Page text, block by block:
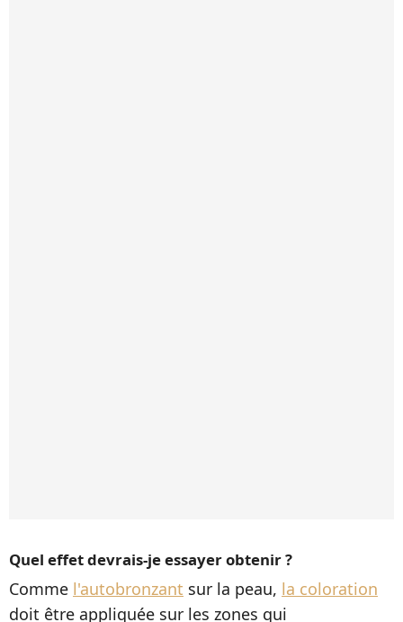
Quel effet devrais-je essayer obtenir ?
Comme l'autobronzant sur la peau, la coloration
doit être appliquée sur les zones qui